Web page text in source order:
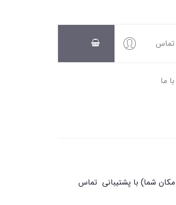
تماس
با ما
شما) با پشتیبانی تماس